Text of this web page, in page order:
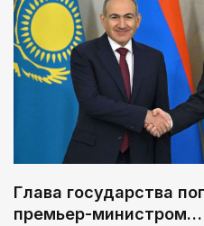
Глава государства
премьер-министром…